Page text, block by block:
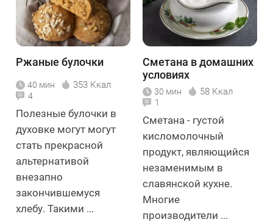
Ржаные булочки
40 мин 353 Ккал
4
Полезные булочки в
духовке могут могут
стать прекрасной
альтернативой
внезапно
закончившемуся
хлебу. Такими ...
Сметана в домашних
условиях
30 мин 58 Ккал
1
Сметана - густой
кисломолочный
продукт, являющийся
незаменимым в
славянской кухне.
Многие
производители ...